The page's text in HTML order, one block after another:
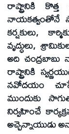
రాష్ట్రానికి
నాయకత్వంతోనే
కర్షకులు,
వృద్ధులు,
అది చంద్రబాబు
రాష్ట్రానికి
నవోదయం
ముందుకు
నిర్వహించే
అచ్చెన్నాయుడు